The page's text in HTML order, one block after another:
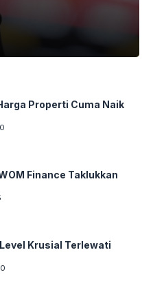
Properti Cuma Naik
Finance Taklukkan
Krusial Terlewati